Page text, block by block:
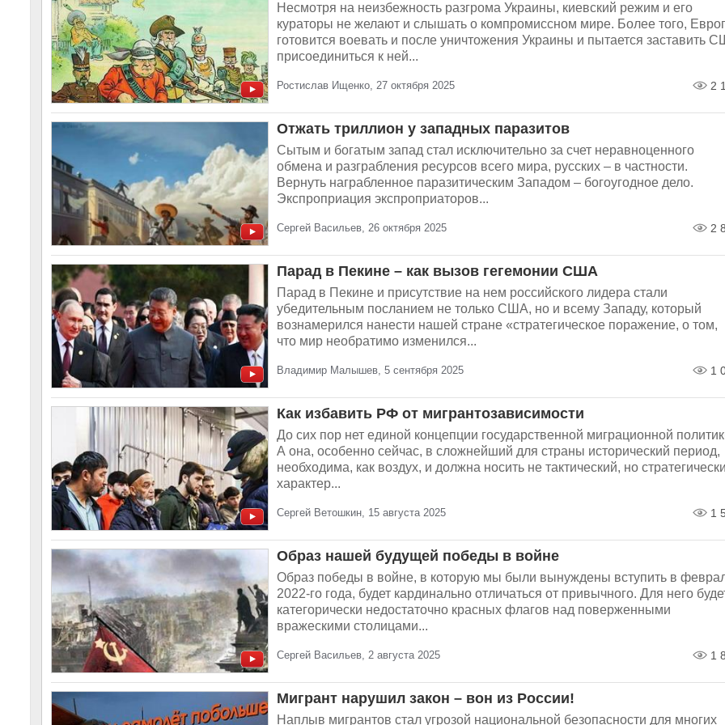
Несмотря на неизбежность разгрома Украины, киевский режим и его
кураторы не желают и слышать о компромиссном мире. Более того,
готовится воевать и после уничтожения Украины и пытается заставить
присоединиться к ней...
Ростислав Ищенко, 27 октября 2025 2
Отжать триллион у западных паразитов
Сытым и богатым запад стал исключительно за счет неравноценного
обмена и разграбления ресурсов всего мира, русских – в частности.
Вернуть награбленное паразитическим Западом – богоугодное дело.
Экспроприация экспроприаторов...
Сергей Васильев, 26 октября 2025 2
Парад в Пекине – как вызов гегемонии США
Парад в Пекине и присутствие на нем российского лидера стали
убедительным посланием не только США, но и всему Западу, который
вознамерился нанести нашей стране «стратегическое поражение, о том,
что мир необратимо изменился...
Владимир Малышев, 5 сентября 2025 1
Как избавить РФ от мигрантозависимости
До сих пор нет единой концепции государственной миграционной
А она, особенно сейчас, в сложнейший для страны исторический период,
необходима, как воздух, и должна носить не тактический, но
характер...
Сергей Ветошкин, 15 августа 2025 1
Образ нашей будущей победы в войне
Образ победы в войне, в которую мы были вынуждены вступить в
2022-го года, будет кардинально отличаться от привычного. Для него
категорически недостаточно красных флагов над поверженными
вражескими столицами...
Сергей Васильев, 2 августа 2025 1
Мигрант нарушил закон – вон из России!
Наплыв мигрантов стал угрозой национальной безопасности для многих